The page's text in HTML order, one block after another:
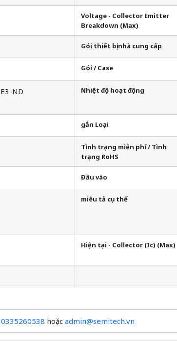
Voltage - Collector Emitter
Breakdown (Max)
Gói thiết bị nhà cung cấp
Gói / Case
ND
Nhiệt độ hoạt động
gắn Loại
Tình trạng miễn phí / Tình
trạng RoHS
Đầu vào
miêu tả cụ thể
Hiện tại - Collector (Ic) (Max)
0335260538 hoặc admin@semitech.vn